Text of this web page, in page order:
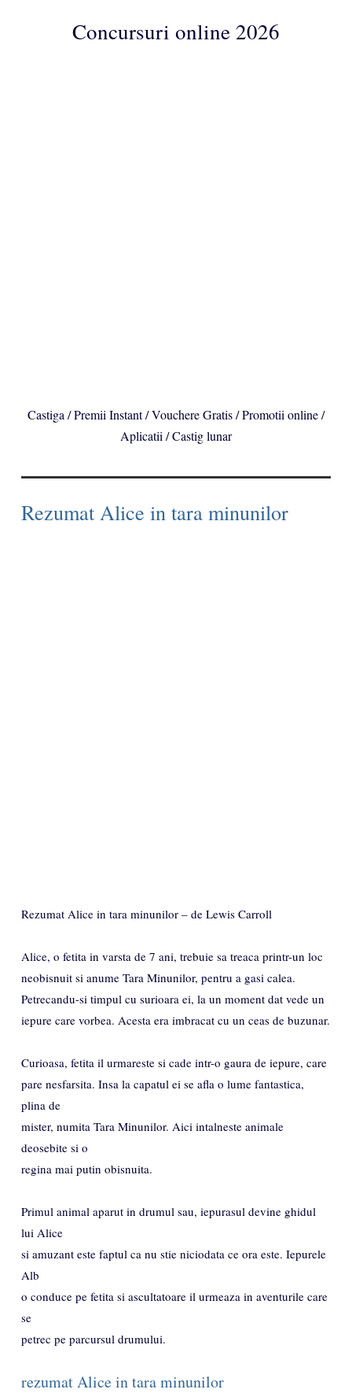
ConcursuriConcursuri online 2026
Castiga / Premii Instant / Vouchere Gratis / Promotii online /
Aplicatii / Castig lunar
Rezumat Alice in tara minunilor
Rezumat Alice in tara minunilor – de Lewis Carroll
Alice, o fetita in varsta de 7 ani, trebuie sa treaca printr-un loc
neobisnuit si anume Tara Minunilor, pentru a gasi calea.
Petrecandu-si timpul cu surioara ei, la un moment dat vede un
iepure care vorbea. Acesta era imbracat cu un ceas de buzunar.
Curioasa, fetita il urmareste si cade intr-o gaura de iepure, care
pare nesfarsita. Insa la capatul ei se afla o lume fantastica,
plina de
mister, numita Tara Minunilor. Aici intalneste animale
deosebite si o
regina mai putin obisnuita.
Primul animal aparut in drumul sau, iepurasul devine ghidul
lui Alice
si amuzant este faptul ca nu stie niciodata ce ora este. Iepurele
Alb
o conduce pe fetita si ascultatoare il urmeaza in aventurile care
se
petrec pe parcursul drumului.
rezumat Alice in tara minunilor